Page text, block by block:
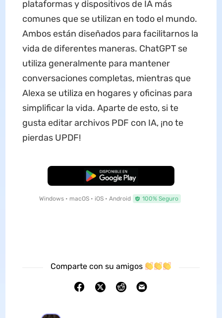
plataformas y dispositivos de IA más
comunes que se utilizan en todo el mundo.
Ambos están diseñados para facilitarnos la
vida de diferentes maneras. ChatGPT se
utiliza generalmente para mantener
conversaciones completas, mientras que
Alexa se utiliza en hogares y oficinas para
simplificar la vida. Aparte de esto, si te
gusta editar archivos PDF con IA, ¡no te
pierdas UPDF!
Descarga Gratuita
Windows • macOS • iOS • Android 100% Seguro
Comparte con su amigos